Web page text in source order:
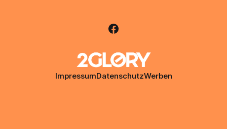
ImpressumDatenschutzWerben